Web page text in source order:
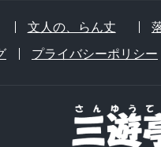
文人の、らん丈
プライバシーポリシー